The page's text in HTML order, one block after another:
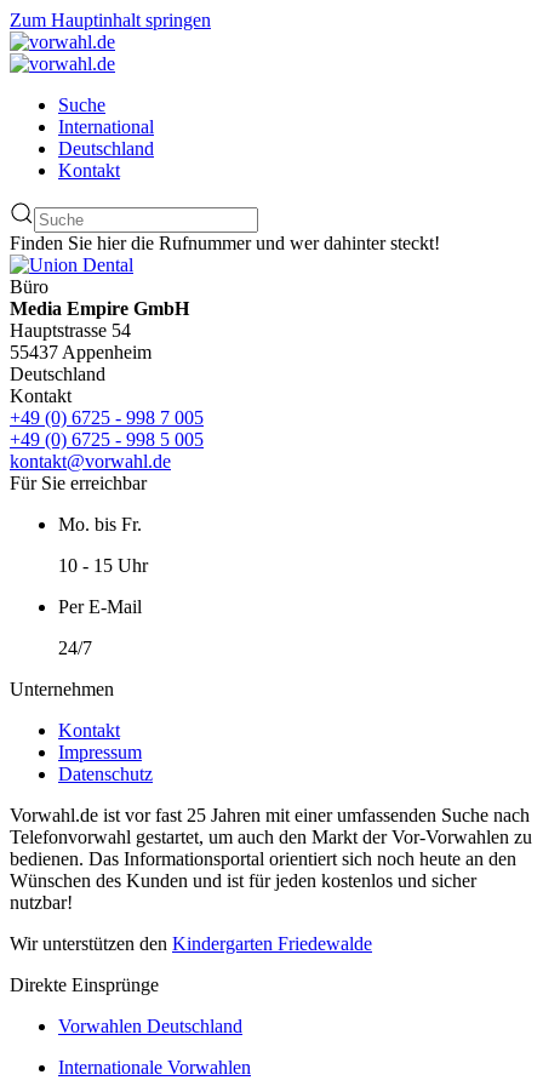
Zum Hauptinhalt springen
Suche
International
Deutschland
Kontakt
Finden Sie hier die Rufnummer und wer dahinter steckt!
Büro
Media Empire GmbH
Hauptstrasse 54
55437 Appenheim
Deutschland
Kontakt
+49 (0) 6725 - 998 7 005
+49 (0) 6725 - 998 5 005
kontakt@vorwahl.de
Für Sie erreichbar
Mo. bis Fr.
10 - 15 Uhr
Per E-Mail
24/7
Unternehmen
Kontakt
Impressum
Datenschutz
Vorwahl.de ist vor fast 25 Jahren mit einer umfassenden Suche nach
Telefonvorwahl gestartet, um auch den Markt der Vor-Vorwahlen zu
bedienen. Das Informationsportal orientiert sich noch heute an den
Wünschen des Kunden und ist für jeden kostenlos und sicher
nutzbar!
Wir unterstützen den Kindergarten Friedewalde
Direkte Einsprünge
Vorwahlen Deutschland
Internationale Vorwahlen